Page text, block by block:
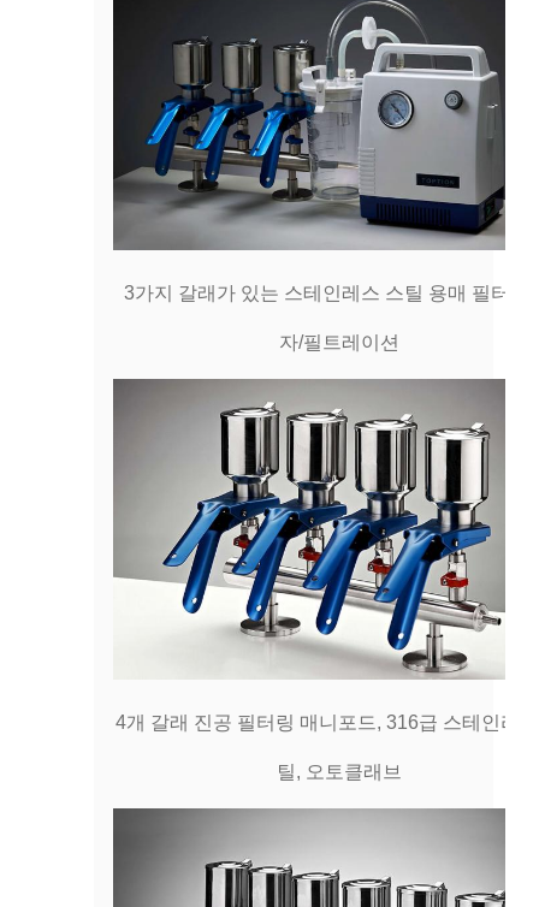
3가지 갈래가 있는 스테인레스 스틸 용매 필터/다
자/필트레이션
4개 갈래 진공 필터링 매니포드, 316급 스테인리
틸, 오토클래브